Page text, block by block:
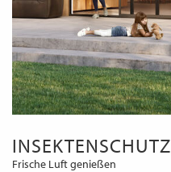
INSEKTENSCHUTZ
Frische Luft genießen